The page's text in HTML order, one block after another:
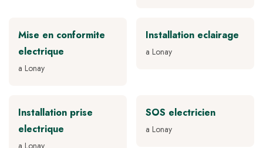
Mise en conformite
electrique
a Lonay
Installation eclairage
a Lonay
Installation prise
electrique
SOS electricien
a Lonay